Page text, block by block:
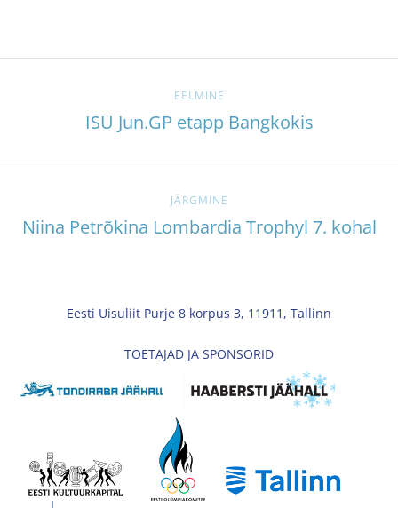
EELMINE
ISU Jun.GP etapp Bangkokis
JÄRGMINE
Niina Petrõkina Lombardia Trophyl 7. kohal
Eesti Uisuliit Purje 8 korpus 3, 11911, Tallinn
TOETAJAD JA SPONSORID